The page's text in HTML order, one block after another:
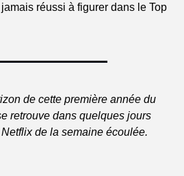
réussi à figurer dans le Top
de cette première année du
retrouve dans quelques jours
de la semaine écoulée.